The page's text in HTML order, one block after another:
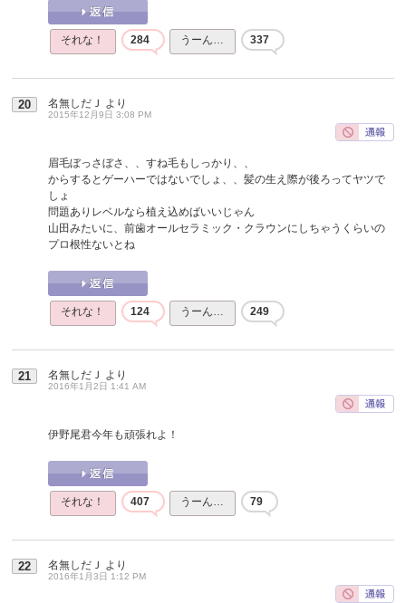
それな！ 284 うーん… 337
20 名無しだＪ より
2015年12月9日 3:08 PM
眉毛ぼっさぼさ、、すね毛もしっかり、、
からするとゲーハーではないでしょ、、髪の生え際が後ろってヤツで
しょ
問題ありレベルなら植え込めばいいじゃん
山田みたいに、前歯オールセラミック・クラウンにしちゃうくらいの
プロ根性ないとね
それな！ 124 うーん… 249
21 名無しだＪ より
2016年1月2日 1:41 AM
伊野尾君今年も頑張れよ！
それな！ 407 うーん… 79
22 名無しだＪ より
2016年1月3日 1:12 PM